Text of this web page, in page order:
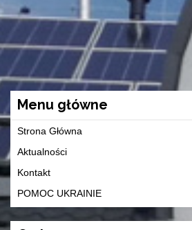
Menu główne
Strona Główna
Aktualności
Kontakt
POMOC UKRAINIE